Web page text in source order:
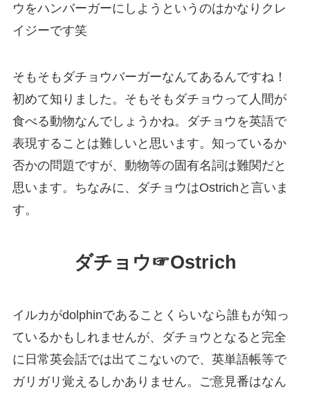
ウをハンバーガーにしようというのはかなりクレ
イジーです笑
そもそもダチョウバーガーなんてあるんですね！
初めて知りました。そもそもダチョウって人間が
食べる動物なんでしょうかね。ダチョウを英語で
表現することは難しいと思います。知っているか
否かの問題ですが、動物等の固有名詞は難関だと
思います。ちなみに、ダチョウはOstrichと言いま
す。
ダチョウ☞Ostrich
イルカがdolphinであることくらいなら誰もが知っ
ているかもしれませんが、ダチョウとなると完全
に日常英会話では出てこないので、英単語帳等で
ガリガリ覚えるしかありません。ご意見番はなん